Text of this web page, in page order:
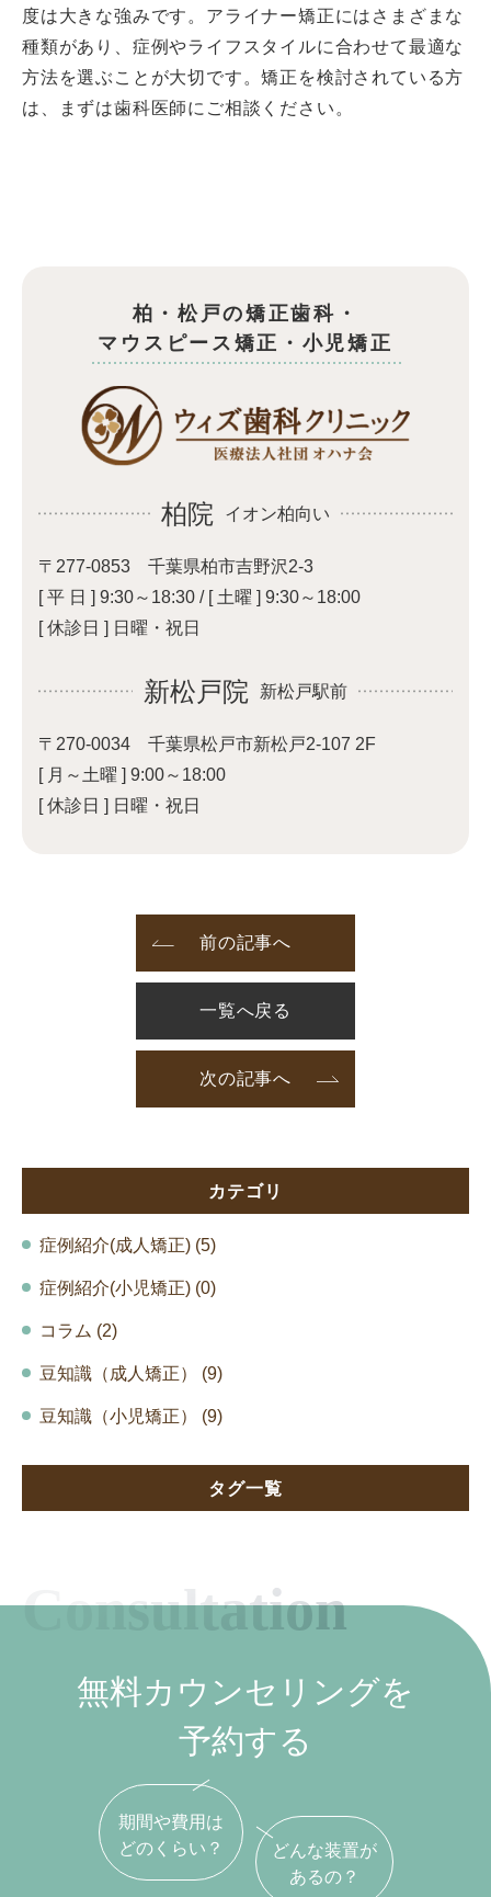
カテゴリ
症例紹介(成人矯正) (5)
症例紹介(小児矯正) (0)
コラム (2)
豆知識（成人矯正） (9)
豆知識（小児矯正） (9)
タグ一覧
度は大きな強みです。アライナー矯正にはさまざまな
種類があり、症例やライフスタイルに合わせて最適な
方法を選ぶことが大切です。矯正を検討されている方
は、まずは歯科医師にご相談ください。
柏・松戸の矯正歯科・
マウスピース矯正・ 小児矯正
柏院 イオン柏向い
〒277-0853 千葉県柏市吉野沢2-3
[ 平 日 ] 9:30～18:30 / [ 土曜 ] 9:30～18:00
[ 休診日 ] 日曜・祝日
新松戸院 新松戸駅前
〒270-0034 千葉県松戸市新松戸2-107 2F
[ 月～土曜 ] 9:00～18:00
[ 休診日 ] 日曜・祝日
前の記事へ
一覧へ戻る
次の記事へ
Consultation
無料カウンセリングを
予約する
期間や費用は
どのくらい？
どんな装置が
あるの？